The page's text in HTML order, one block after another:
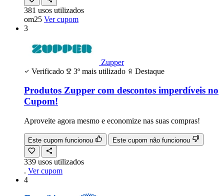
381 usos utilizados
om25 Ver cupom
3
Zupper
Verificado
3º mais utilizado Destaque
Produtos Zupper com descontos imperdíveis no
Cupom!
Aproveite agora mesmo e economize nas suas compras!
Este cupom funcionou Este cupom não funcionou
339 usos utilizados
. Ver cupom
4